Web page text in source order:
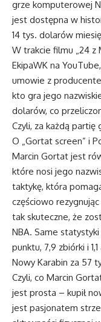
grze komputerowej
jest dostępna w
14 tys. dolarów
W trakcie filmu „24 z
EkipaWK na
umowie z
kto gra jego
dolarów, co
Czyli, za każdą
O „Gortat screen” i
Marcin Gortat jest
które nosi jego
taktykę, która
częściowo
tak skuteczne, że
NBA. Same
punktu, 7,9 zbiórki i
Nowy Karabin za 57
Czyli, co Marcin
jest prosta – kupił
jest pasjonatem